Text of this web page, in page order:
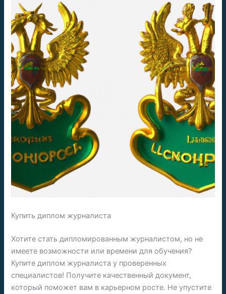
Купить диплом журналиста
Хотите стать дипломированным журналистом, но не
имеете возможности или времени для обучения?
Купите диплом журналиста у проверенных
специалистов! Получите качественный документ,
который поможет вам в карьерном росте. Не упустите